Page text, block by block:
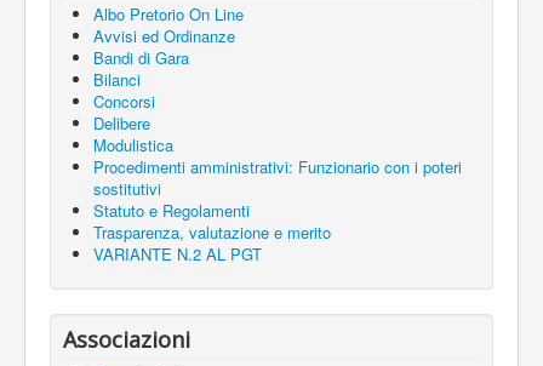
Albo Pretorio On Line
Avvisi ed Ordinanze
Bandi di Gara
Bilanci
Concorsi
Delibere
Modulistica
Procedimenti amministrativi: Funzionario con i poteri
sostitutivi
Statuto e Regolamenti
Trasparenza, valutazione e merito
VARIANTE N.2 AL PGT
Associazioni